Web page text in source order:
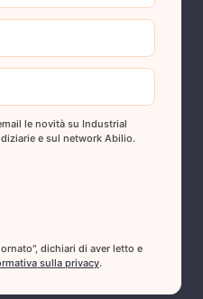
le novità su Industrial
e sul network Abilio.
dichiari di aver letto e
sulla privacy.